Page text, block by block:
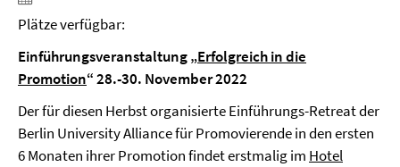
Plätze verfügbar:
Einführungsveranstaltung „Erfolgreich in die
Promotion“ 28.-30. November 2022
Der für diesen Herbst organisierte Einführungs-Retreat der
Berlin University Alliance für Promovierende in den ersten
6 Monaten ihrer Promotion findet erstmalig im Hotel